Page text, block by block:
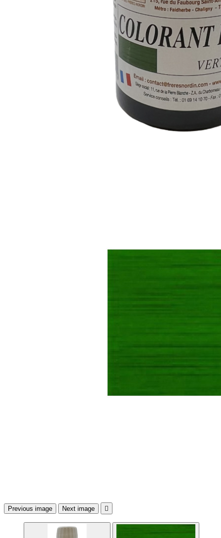
Previous image Next image 